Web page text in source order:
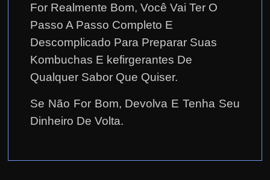
For Realmente Bom, Você Vai Ter O
Passo A Passo Completo E
Descomplicado Para Preparar Suas
Kombuchas E kefirgerantes De
Qualquer Sabor Que Quiser.
Se Não For Bom, Devolva E Tenha Seu
Dinheiro De Volta.